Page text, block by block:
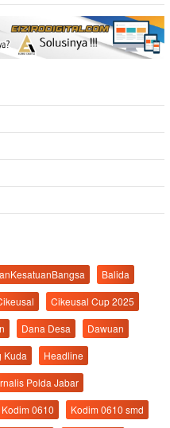
Balida
Cikeusal Cup 2025
Dana Desa
Dawuan
Kuda
Headline
Polda Jabar
Kodim 0610
Kodim 0610 smd